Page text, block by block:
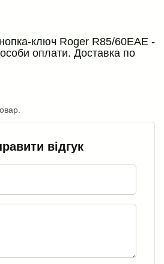
ключ Roger R85/60EAE -
оплати. Доставка по
відгук